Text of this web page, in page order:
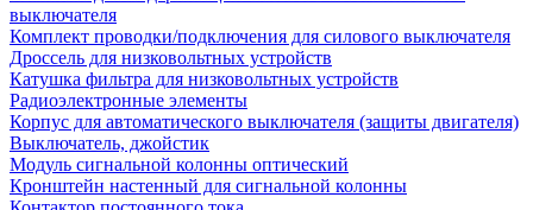
выключателя
Комплект проводки/подключения для силового выключателя
Дроссель для низковольтных устройств
Катушка фильтра для низковольтных устройств
Радиоэлектронные элементы
Корпус для автоматического выключателя (защиты двигателя)
Выключатель, джойстик
Модуль сигнальной колонны оптический
Кронштейн настенный для сигнальной колонны